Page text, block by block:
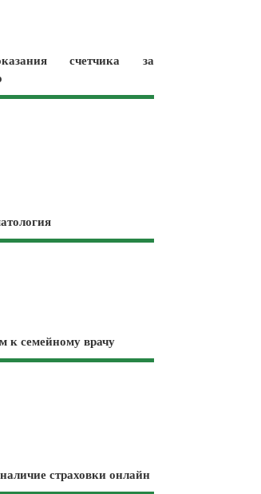
счетчика за
к семейному врачу
страховки онлайн